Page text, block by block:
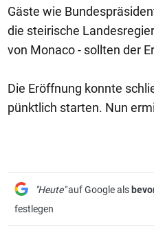
Gäste wie
die steirische
von Monaco - sollten der
Die Eröffnung konnte
pünktlich starten. Nun
"Heute"auf Google als
festlegen